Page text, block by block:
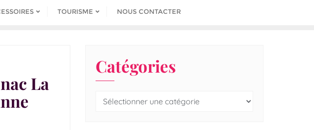
TOURISME NOUS CONTACTER
La
Catégories